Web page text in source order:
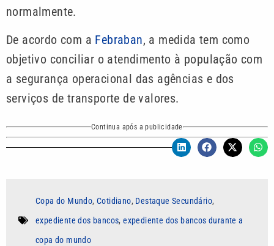
normalmente.
De acordo com a Febraban, a medida tem como
objetivo conciliar o atendimento à população com
a segurança operacional das agências e dos
serviços de transporte de valores.
Continua após a publicidade
Copa do Mundo,Cotidiano, Destaque Secundário,
expediente dos bancos,expediente dos bancos durante a
copa do mundo